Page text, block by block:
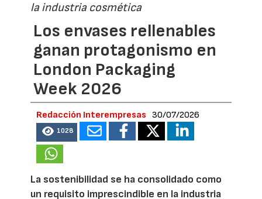
la industria cosmética
Los envases rellenables
ganan protagonismo en
London Packaging
Week 2026
Redacción Interempresas 30/07/2026
1028
La sostenibilidad se ha consolidado como
un requisito imprescindible en la industria